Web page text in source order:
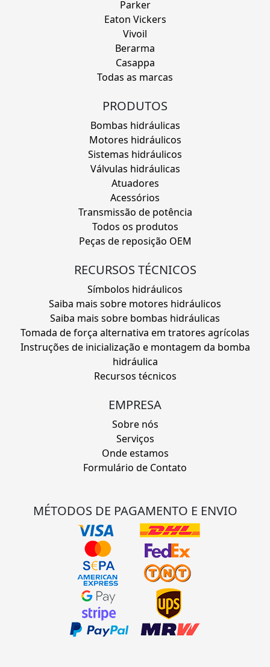
Parker
Eaton Vickers
Vivoil
Berarma
Casappa
Todas as marcas
PRODUTOS
Bombas hidráulicas
Motores hidráulicos
Sistemas hidráulicos
Válvulas hidráulicas
Atuadores
Acessórios
Transmissão de potência
Todos os produtos
Peças de reposição OEM
RECURSOS TÉCNICOS
Símbolos hidráulicos
Saiba mais sobre motores hidráulicos
Saiba mais sobre bombas hidráulicas
Tomada de força alternativa em tratores agrícolas
Instruções de inicialização e montagem da bomba
hidráulica
Recursos técnicos
EMPRESA
Sobre nós
Serviços
Onde estamos
Formulário de Contato
MÉTODOS DE PAGAMENTO E ENVIO